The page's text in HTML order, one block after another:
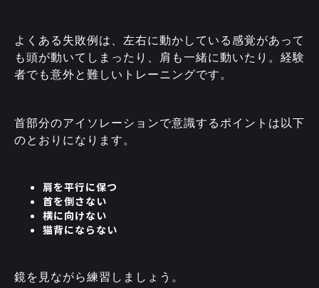
よくある失敗例は、左右に動かしている感覚があって
も頭が動いてしまったり、肩も一緒に動いたり。経験
者でも意外と難しいトレーニングです。
首部分のアイソレーションで意識するポイントは以下
のとおりになります。
肩を平行に保つ
首を倒さない
横に向けない
猫背にならない
鏡を見ながら練習しましょう。